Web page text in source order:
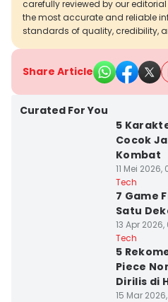
carefully reviewed by our
the most accurate and reliable
standards of quality, credibility,
Share Article
Curated For You
5
Cocok
Kombat
11 Mei 2026,
Tech
7 Game
Satu
13 Apr 2026,
Tech
5
Piece
Dirilis di
15 Mar